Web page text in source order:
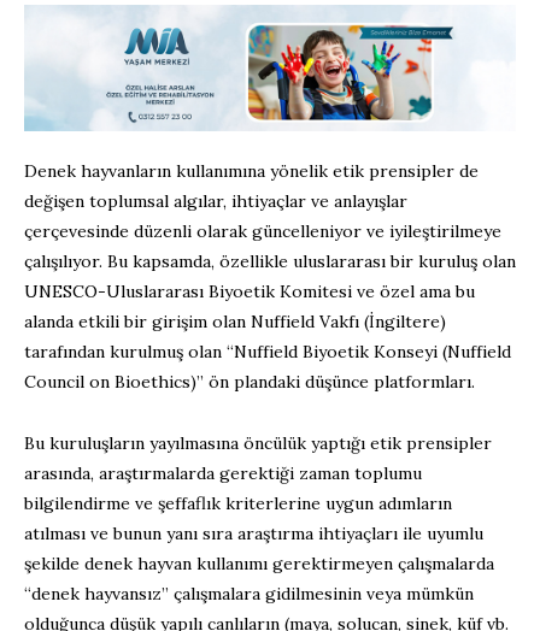
Denek hayvanların kullanımına yönelik etik prensipler de
değişen toplumsal algılar, ihtiyaçlar ve anlayışlar
çerçevesinde düzenli olarak güncelleniyor ve iyileştirilmeye
çalışılıyor. Bu kapsamda, özellikle uluslararası bir kuruluş olan
UNESCO-Uluslararası Biyoetik Komitesi ve özel ama bu
alanda etkili bir girişim olan Nuffield Vakfı (İngiltere)
tarafından kurulmuş olan “Nuffield Biyoetik Konseyi (Nuffield
Council on Bioethics)” ön plandaki düşünce platformları.
Bu kuruluşların yayılmasına öncülük yaptığı etik prensipler
arasında, araştırmalarda gerektiği zaman toplumu
bilgilendirme ve şeffaflık kriterlerine uygun adımların
atılması ve bunun yanı sıra araştırma ihtiyaçları ile uyumlu
şekilde denek hayvan kullanımı gerektirmeyen çalışmalarda
“denek hayvansız” çalışmalara gidilmesinin veya mümkün
olduğunca düşük yapılı canlıların (maya, solucan, sinek, küf vb.